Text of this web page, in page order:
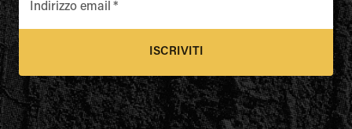
Indirizzo email *
ISCRIVITI